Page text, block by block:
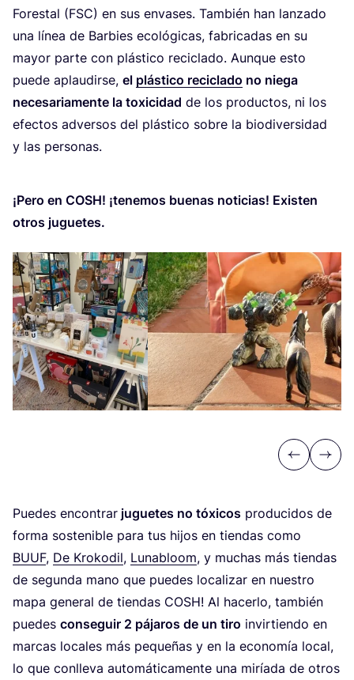
Fores­tal (FSC) en sus enva­ses. Tam­bién han lan­za­do
una línea de Bar­bies eco­ló­gi­cas, fabri­ca­das en su
mayor par­te con plás­ti­co reci­cla­do. Aun­que esto
pue­de aplau­dir­se, el plás­ti­co reci­cla­do no nie­ga
nece­sa­ria­men­te la toxi­ci­dad de los pro­duc­tos, ni los
efec­tos adver­sos del plás­ti­co sobre la bio­di­ver­si­dad
y las personas.
¡Pero en COSH! ¡tene­mos bue­nas noti­cias! Exis­ten
otros juguetes.
Previous
Next
Pue­des encon­trar jugue­tes no tóxi­cos pro­du­ci­dos de
for­ma sos­te­ni­ble para tus hijos en tien­das como
BUUF, De Kro­ko­dil, Luna­bloom, y muchas más tien­das
de segun­da mano que pue­des loca­li­zar en nues­tro
mapa gene­ral de tien­das COSH! Al hacer­lo, tam­bién
pue­des con­se­guir 2 pája­ros de un tiro invir­tien­do en
mar­cas loca­les más peque­ñas y en la eco­no­mía local,
lo que con­lle­va auto­má­ti­ca­men­te una miría­da de otros